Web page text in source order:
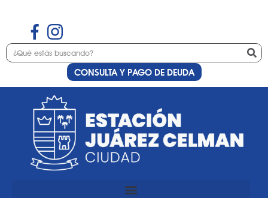
CONSULTA Y PAGO DE DEUDA
Etiqueta:papeles
Regularizá tu construcción
y obtené beneficios